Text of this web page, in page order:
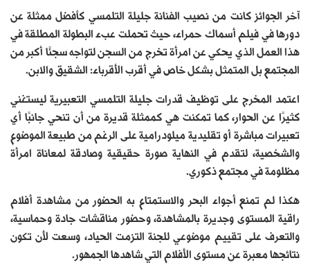
آخر الجوائز كانت من نصيب الفنانة جليلة التلمسي كأفضل ممثلة عن
دورها في فيلم أسماك حمراء، حيث تحملت عبء البطولة المطلقة في
هذا العمل الذي يحكي عن امرأة تخرج من السجن لتواجه سجنًا أكبر من
المجتمع بل المتمثل بشكل خاص في أقرب الأقرباء: الشقيق والابن.
اعتمد المخرج على توظيف قدرات جليلة التلمسي التعبيرية ليستغني
كثيرًا عن الحوار، كما تمكنت هي كممثلة قديرة من أن تنحي جانبًا أي
تعبيرات مباشرة أو تقليدية ميلودرامية على الرغم من طبيعة الموضوع
والشخصية، لتقدم في النهاية صورة حقيقية وصادقة لمعاناة امرأة
مظلومة في مجتمع ذكوري.
هكذا لم تمنع أجواء البحر والاستمتاع به الحضور من مشاهدة أفلام
راقية المستوى وجديرة بالمشاهدة، وحضور مناقشات جادة وحماسية،
والتعرف على تقييم موضوعي للجنة التزمت الحياد، وسعت لأن تكون
نتائجها معبرة عن مستوى الأفلام التي شاهدها الجمهور.